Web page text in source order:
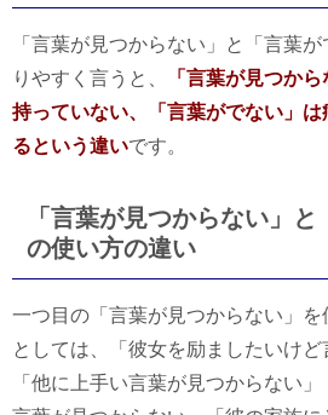
「言葉が見つからない」と「言葉
りやすく言うと、
「言葉が見つか
持っていない、「言葉がでない」
るという違いです。
「言葉が見つからない」と
の使い方の違い
一つ目の「言葉が見つからない」を
としては、「彼女を励ましたいけど
「他に上手い言葉が見つからない